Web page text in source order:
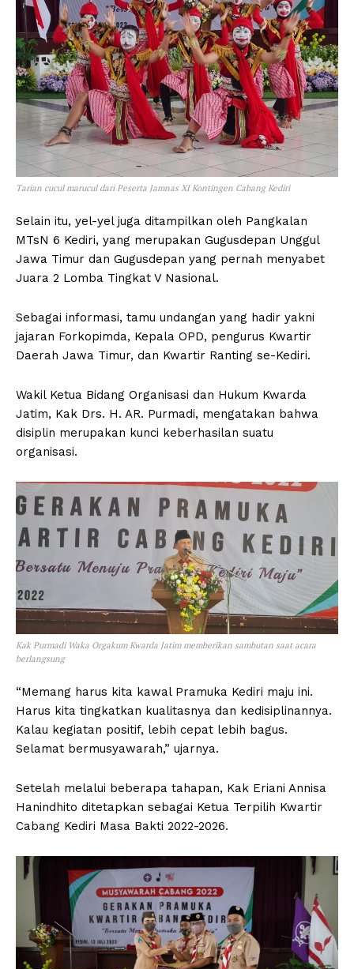
Tarian cucul marucul dari Peserta Jamnas XI Kontingen Cabang Kediri
Selain itu, yel-yel juga ditampilkan oleh Pangkalan
MTsN 6 Kediri, yang merupakan Gugusdepan Unggul
Jawa Timur dan Gugusdepan yang pernah menyabet
Juara 2 Lomba Tingkat V Nasional.
Sebagai informasi, tamu undangan yang hadir yakni
jajaran Forkopimda, Kepala OPD, pengurus Kwartir
Daerah Jawa Timur, dan Kwartir Ranting se-Kediri.
Wakil Ketua Bidang Organisasi dan Hukum Kwarda
Jatim, Kak Drs. H. AR. Purmadi, mengatakan bahwa
disiplin merupakan kunci keberhasilan suatu
organisasi.
Kak Purmadi Waka Orgakum Kwarda Jatim memberikan sambutan saat acara
berlangsung
“Memang harus kita kawal Pramuka Kediri maju ini.
Harus kita tingkatkan kualitasnya dan kedisiplinannya.
Kalau kegiatan positif, lebih cepat lebih bagus.
Selamat bermusyawarah,” ujarnya.
Setelah melalui beberapa tahapan, Kak Eriani Annisa
Hanindhito ditetapkan sebagai Ketua Terpilih Kwartir
Cabang Kediri Masa Bakti 2022-2026.